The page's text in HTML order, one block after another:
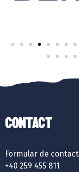
Contact
Formular de contact
+40 259 455 811